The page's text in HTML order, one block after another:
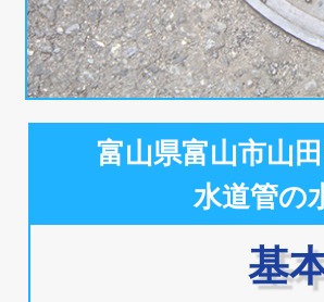
富山県富山市山
水道管の
基